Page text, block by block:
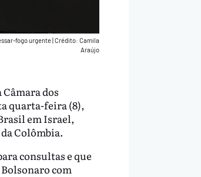
fogo urgente Crédito: Camila
Araújo
dos
quarta-feira (8),
em Israel,
Colômbia.
consultas e que
com